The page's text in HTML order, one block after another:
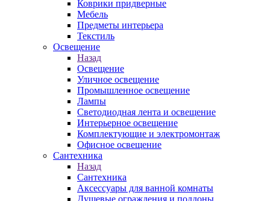
Коврики придверные
Мебель
Предметы интерьера
Текстиль
Освещение
Назад
Освещение
Уличное освещение
Промышленное освещение
Лампы
Светодиодная лента и освещение
Интерьерное освещение
Комплектующие и электромонтаж
Офисное освещение
Сантехника
Назад
Сантехника
Аксессуары для ванной комнаты
Душевые ограждения и поддоны